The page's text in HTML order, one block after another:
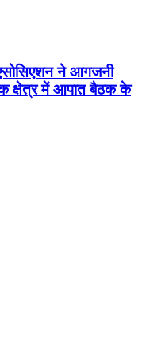
ने आगजनी
क्षेत्र में आपात बैठक के